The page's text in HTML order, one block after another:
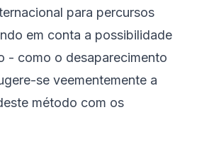
para percursos
em conta a possibilidade
- como o desaparecimento
se veementemente a
método com os